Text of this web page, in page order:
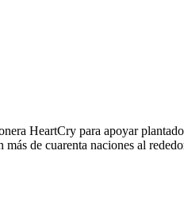
HeartCry para apoyar
de cuarenta naciones al